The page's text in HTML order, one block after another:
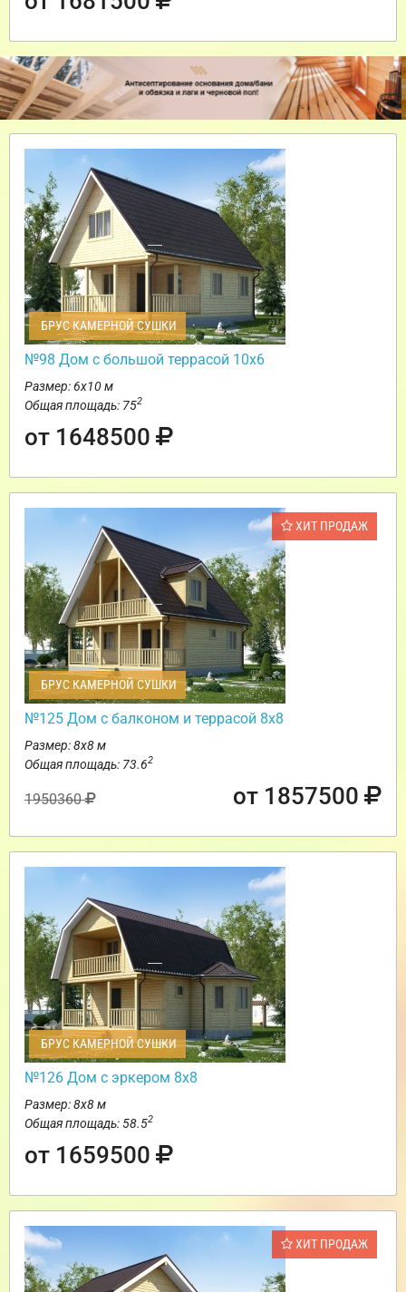
БРУС КАМЕРНОЙ СУШКИ
№98 Дом с большой террасой 10х6
Размер: 6х10 м
Общая площадь: 752
от 1648500
ХИТ ПРОДАЖ
БРУС КАМЕРНОЙ СУШКИ
№125 Дом с балконом и террасой 8х8
Размер: 8х8 м
Общая площадь: 73.62
1950360 от 1857500
БРУС КАМЕРНОЙ СУШКИ
№126 Дом с эркером 8х8
Размер: 8х8 м
Общая площадь: 58.52
от 1659500
ХИТ ПРОДАЖ